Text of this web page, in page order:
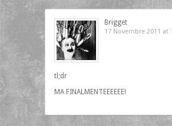
Brigget
17 Novembre 2011 at
tl;dr
MA FINALMENTEEEEEE!